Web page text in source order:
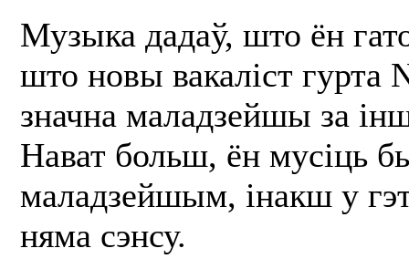
Музыка дадаў, што ён
што новы вакаліст гурта
значна маладзейшы за
Нават больш, ён мусіць
маладзейшым, інакш у
няма сэнсу.